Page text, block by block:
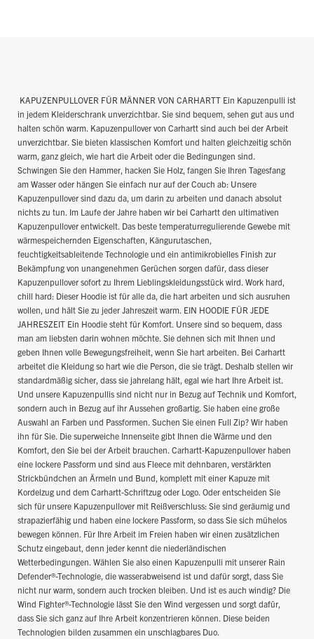
KAPUZENPULLOVER FÜR MÄNNER VON CARHARTT Ein Kapuzenpulli ist
in jedem Kleiderschrank unverzichtbar. Sie sind bequem, sehen gut aus und
halten schön warm. Kapuzenpullover von Carhartt sind auch bei der Arbeit
unverzichtbar. Sie bieten klassischen Komfort und halten gleichzeitig schön
warm, ganz gleich, wie hart die Arbeit oder die Bedingungen sind.
Schwingen Sie den Hammer, hacken Sie Holz, fangen Sie Ihren Tagesfang
am Wasser oder hängen Sie einfach nur auf der Couch ab: Unsere
Kapuzenpullover sind dazu da, um darin zu arbeiten und danach absolut
nichts zu tun. Im Laufe der Jahre haben wir bei Carhartt den ultimativen
Kapuzenpullover entwickelt. Das beste temperaturregulierende Gewebe mit
wärmespeichernden Eigenschaften, Kängurutaschen,
feuchtigkeitsableitende Technologie und ein antimikrobielles Finish zur
Bekämpfung von unangenehmen Gerüchen sorgen dafür, dass dieser
Kapuzenpullover sofort zu Ihrem Lieblingskleidungsstück wird. Work hard,
chill hard: Dieser Hoodie ist für alle da, die hart arbeiten und sich ausruhen
wollen, und hält Sie zu jeder Jahreszeit warm. EIN HOODIE FÜR JEDE
JAHRESZEIT Ein Hoodie steht für Komfort. Unsere sind so bequem, dass
man am liebsten darin wohnen möchte. Sie dehnen sich mit Ihnen und
geben Ihnen volle Bewegungsfreiheit, wenn Sie hart arbeiten. Bei Carhartt
arbeitet die Kleidung so hart wie die Person, die sie trägt. Deshalb stellen wir
standardmäßig sicher, dass sie jahrelang hält, egal wie hart Ihre Arbeit ist.
Und unsere Kapuzenpullis sind nicht nur in Bezug auf Technik und Komfort,
sondern auch in Bezug auf ihr Aussehen großartig. Sie haben eine große
Auswahl an Farben und Passformen. Suchen Sie einen Full Zip? Wir haben
ihn für Sie. Die superweiche Innenseite gibt Ihnen die Wärme und den
Komfort, den Sie bei der Arbeit brauchen. Carhartt-Kapuzenpullover haben
eine lockere Passform und sind aus Fleece mit dehnbaren, verstärkten
Strickbündchen an Ärmeln und Bund, komplett mit einer Kapuze mit
Kordelzug und dem Carhartt-Schriftzug oder Logo. Oder entscheiden Sie
sich für unsere Kapuzenpullover mit Reißverschluss: Sie sind geräumig und
strapazierfähig und haben eine lockere Passform, so dass Sie sich mühelos
bewegen können. Für Ihre Arbeit im Freien haben wir einen zusätzlichen
Schutz eingebaut, denn jeder kennt die niederländischen
Wetterbedingungen. Wählen Sie also einen Kapuzenpulli mit unserer Rain
Defender®-Technologie, die wasserabweisend ist und dafür sorgt, dass Sie
nicht nur warm, sondern auch trocken bleiben. Und ist es auch windig? Die
Wind Fighter®-Technologie lässt Sie den Wind vergessen und sorgt dafür,
dass Sie sich ganz auf Ihre Arbeit konzentrieren können. Diese beiden
Technologien bilden zusammen ein unschlagbares Duo.